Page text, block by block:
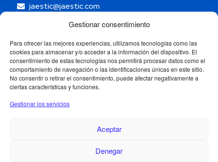
Gestionar consentimiento
Para ofrecer las mejores experiencias, utilizamos tecnologías como las
cookies para almacenar y/o acceder a la información del dispositivo. El
consentimiento de estas tecnologías nos permitirá procesar datos como el
comportamiento de navegación o las identificaciones únicas en este sitio.
No consentir o retirar el consentimiento, puede afectar negativamente a
ciertas características y funciones.
Gestionar los servicios
Aceptar
Denegar
jaestic@jaestic.com
Copyright © 2024 Jaestic S.L. Todos los derechos